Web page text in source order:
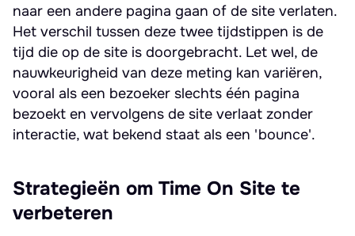
naar een andere pagina gaan of de site verlaten.
Het verschil tussen deze twee tijdstippen is de
tijd die op de site is doorgebracht. Let wel, de
nauwkeurigheid van deze meting kan variëren,
vooral als een bezoeker slechts één pagina
bezoekt en vervolgens de site verlaat zonder
interactie, wat bekend staat als een 'bounce'.
Strategieën om Time On Site te
verbeteren